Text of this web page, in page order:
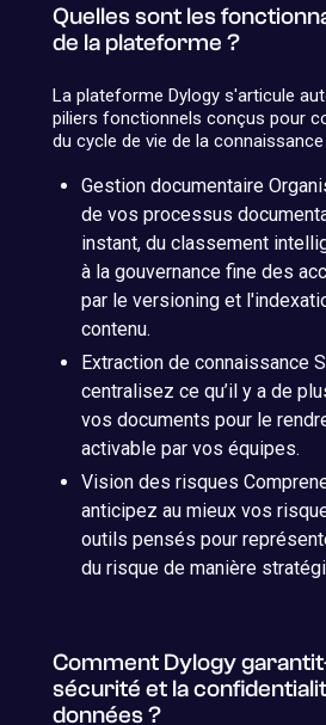
Quelles sont les
de la plateforme ?
La plateforme Dylogy s'articule
piliers fonctionnels conçus pour
du cycle de vie de la
Gestion documentaire
de vos processus
instant, du classement
à la gouvernance fine des
par le versioning et
contenu.
Extraction de connaissance
centralisez ce qu’il y a de
vos documents pour le
activable par vos équipes.
Vision des risques
anticipez au mieux vos
outils pensés pour
du risque de manière
Comment Dylogy
sécurité et la
données ?